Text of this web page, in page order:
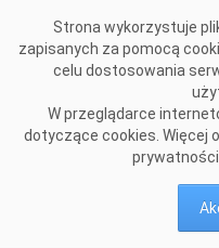
Strona wykorzystuje
zapisanych za pomocą
celu dostosowania
W przeglądarce
dotyczące cookies. Więcej
prywatności